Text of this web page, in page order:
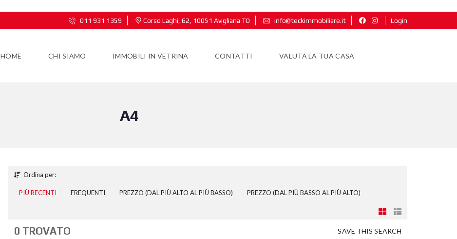
011 931 1359 Corso Laghi, 62, 10051 Avigliana TO info@teckimmobiliare.it Login
HOME CHI SIAMO IMMOBILI IN VETRINA CONTATTI VALUTA LA TUA CASA
A4
Ordina per:
PIÙ RECENTI FREQUENTI PREZZO (DAL PIÙ ALTO AL PIÙ BASSO) PREZZO (DAL PIÙ BASSO AL PIÙ ALTO)
SAVE THIS SEARCH
0 TROVATO